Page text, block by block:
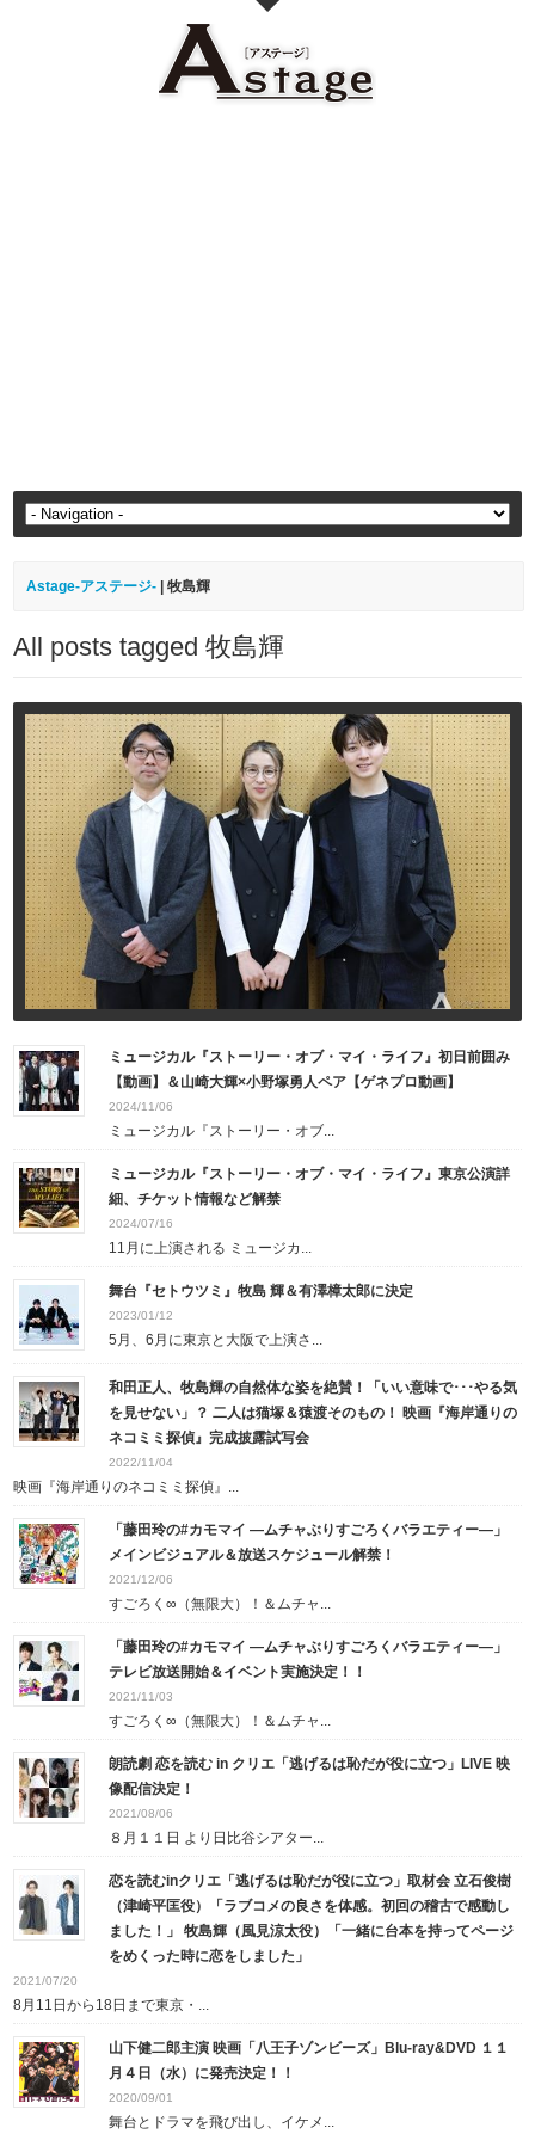
Astage-アステージ- |牧島輝
All posts tagged 牧島輝
ミュージカル『ストーリー・オブ・マイ・ライフ』初日前囲み
【動画】＆山崎大輝×小野塚勇人ペア【ゲネプロ動画】
2024/11/06
ミュージカル『ストーリー・オブ...
ミュージカル『ストーリー・オブ・マイ・ライフ』東京公演詳
細、チケット情報など解禁
2024/07/16
11月に上演される ミュージカ...
舞台『セトウツミ』牧島 輝＆有澤樟太郎に決定
2023/01/12
5月、6月に東京と大阪で上演さ...
和田正人、牧島輝の自然体な姿を絶賛！「いい意味で･･･やる気
を見せない」？ 二人は猫塚＆猿渡そのもの！ 映画『海岸通りの
ネコミミ探偵』完成披露試写会
2022/11/04
映画『海岸通りのネコミミ探偵』...
「藤田玲の#カモマイ ―ムチャぶりすごろくバラエティー―」
メインビジュアル＆放送スケジュール解禁！
2021/12/06
すごろく∞（無限大）！＆ムチャ...
「藤田玲の#カモマイ ―ムチャぶりすごろくバラエティー―」
テレビ放送開始＆イベント実施決定！！
2021/11/03
すごろく∞（無限大）！＆ムチャ...
朗読劇 恋を読む in クリエ「逃げるは恥だが役に立つ」LIVE 映
像配信決定！
2021/08/06
８月１１日 より日比谷シアター...
恋を読むinクリエ「逃げるは恥だが役に立つ」取材会 立石俊樹
（津崎平匡役）「ラブコメの良さを体感。初回の稽古で感動し
ました！」 牧島輝（風見涼太役）「一緒に台本を持ってページ
をめくった時に恋をしました」
2021/07/20
8月11日から18日まで東京・...
山下健二郎主演 映画「八王子ゾンビーズ」Blu-ray&DVD １１
月４日（水）に発売決定！！
2020/09/01
舞台とドラマを飛び出し、イケメ...